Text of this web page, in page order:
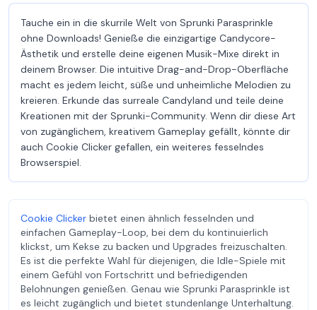
Tauche ein in die skurrile Welt von Sprunki Parasprinkle
ohne Downloads! Genieße die einzigartige Candycore-
Ästhetik und erstelle deine eigenen Musik-Mixe direkt in
deinem Browser. Die intuitive Drag-and-Drop-Oberfläche
macht es jedem leicht, süße und unheimliche Melodien zu
kreieren. Erkunde das surreale Candyland und teile deine
Kreationen mit der Sprunki-Community. Wenn dir diese Art
von zugänglichem, kreativem Gameplay gefällt, könnte dir
auch Cookie Clicker gefallen, ein weiteres fesselndes
Browserspiel.
Cookie Clicker bietet einen ähnlich fesselnden und
einfachen Gameplay-Loop, bei dem du kontinuierlich
klickst, um Kekse zu backen und Upgrades freizuschalten.
Es ist die perfekte Wahl für diejenigen, die Idle-Spiele mit
einem Gefühl von Fortschritt und befriedigenden
Belohnungen genießen. Genau wie Sprunki Parasprinkle ist
es leicht zugänglich und bietet stundenlange Unterhaltung.